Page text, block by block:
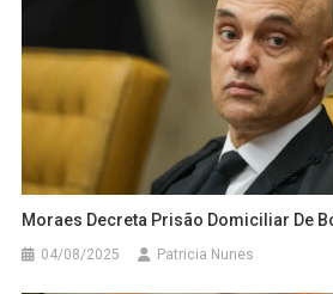
Moraes Decreta Prisão Domiciliar De
04/08/2025 Patricia Nunes